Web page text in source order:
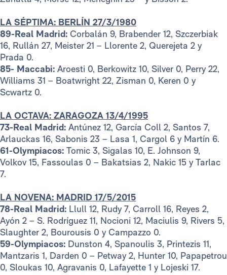
LA SÉPTIMA: BERLÍN 27/3/1980
89-Real Madrid: Corbalán 9, Brabender 12, Szczerbiak
16, Rullán 27, Meister 21 – Llorente 2, Querejeta 2 y
Prada 0.
85- Maccabi: Aroesti 0, Berkowitz 10, Silver 0, Perry 22,
Williams 31 – Boatwright 22, Zisman 0, Keren 0 y
Scwartz 0.
LA OCTAVA: ZARAGOZA 13/4/1995
73-Real Madrid: Antúnez 12, García Coll 2, Santos 7,
Arlauckas 16, Sabonis 23 – Lasa 1, Cargol 6 y Martín 6.
61-Olympiacos: Tomic 3, Sigalas 10, E. Johnson 9,
Volkov 15, Fassoulas 0 – Bakatsias 2, Nakic 15 y Tarlac
7.
LA NOVENA: MADRID 17/5/2015
78-Real Madrid: Llull 12, Rudy 7, Carroll 16, Reyes 2,
Ayón 2 – S. Rodríguez 11, Nocioni 12, Maciulis 9, Rivers 5,
Slaughter 2, Bourousis 0 y Campazzo 0.
59-Olympiacos: Dunston 4, Spanoulis 3, Printezis 11,
Mantzaris 1, Darden 0 – Petway 2, Hunter 10, Papapetrou
0, Sloukas 10, Agravanis 0, Lafayette 1 y Lojeski 17.